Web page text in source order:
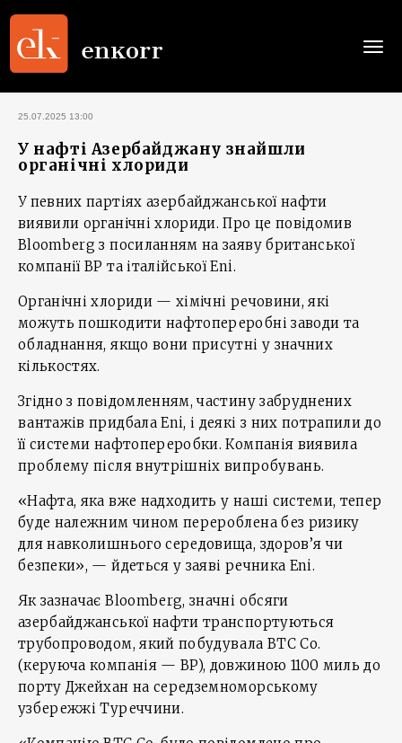
25.07.2025 13:00
У нафті Азербайджану знайшли
органічні хлориди
У певних партіях азербайджанської нафти
виявили органічні хлориди. Про це повідомив
Bloomberg з посиланням на заяву британської
компанії BP та італійської Eni.
Органічні хлориди — хімічні речовини, які
можуть пошкодити нафтопереробні заводи та
обладнання, якщо вони присутні у значних
кількостях.
Згідно з повідомленням, частину забруднених
вантажів придбала Eni, і деякі з них потрапили до
її системи нафтопереробки. Компанія виявила
проблему після внутрішніх випробувань.
«Нафта, яка вже надходить у наші системи, тепер
буде належним чином перероблена без ризику
для навколишнього середовища, здоров’я чи
безпеки», — йдеться у заяві речника Eni.
Як зазначає Bloomberg, значні обсяги
азербайджанської нафти транспортуються
трубопроводом, який побудувала BTC Co.
(керуюча компанія — BP), довжиною 1100 миль до
порту Джейхан на середземноморському
узбережжі Туреччини.